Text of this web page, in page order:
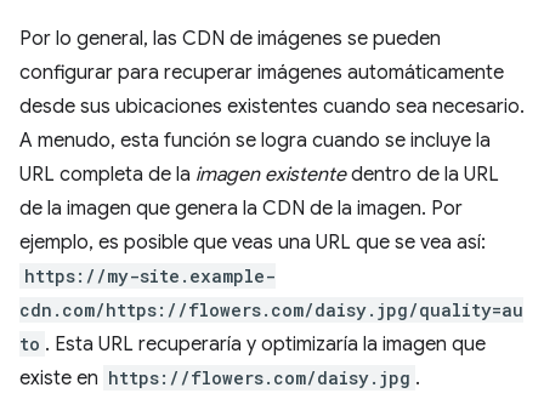
Por lo general, las CDN de imágenes se pueden
configurar para recuperar imágenes automáticamente
desde sus ubicaciones existentes cuando sea necesario.
A menudo, esta función se logra cuando se incluye la
URL completa de la imagen existentedentro de la URL
de la imagen que genera la CDN de la imagen. Por
ejemplo, es posible que veas una URL que se vea así:
https://my-site.example-
cdn.com/https://flowers.com/daisy.jpg/quality=au
to . Esta URL recuperaría y optimizaría la imagen que
existe en https://flowers.com/daisy.jpg .